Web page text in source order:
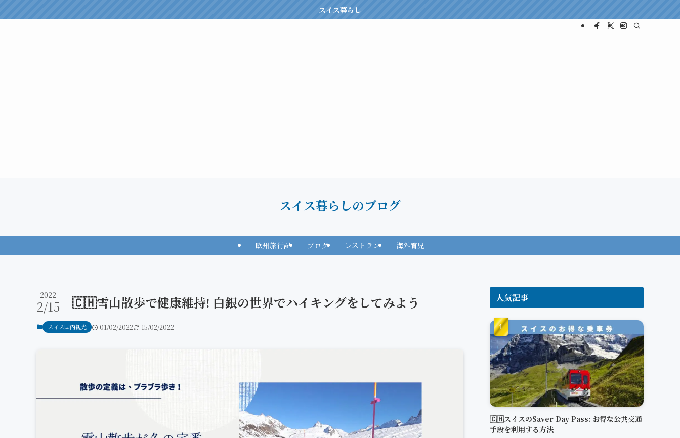
スイス暮らし
スイス暮らしのブログ
欧州旅行記 ブログ レストラン 海外育児
🇨🇭雪山散歩で健康維持! 白銀の世界でハイキングをしてみよう
2022
2/15
スイス国内観光 01/02/2022 15/02/2022
人気記事
🇨🇭スイスのSaver Day Pass: お得な公共交通
手段を利用する方法